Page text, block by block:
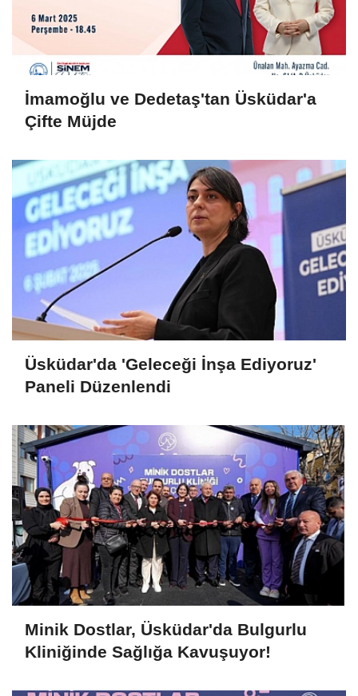
İmamoğlu ve Dedetaş'tan Üsküdar'a
Çifte Müjde
Üsküdar'da 'Geleceği İnşa Ediyoruz'
Paneli Düzenlendi
Minik Dostlar, Üsküdar'da Bulgurlu
Kliniğinde Sağlığa Kavuşuyor!